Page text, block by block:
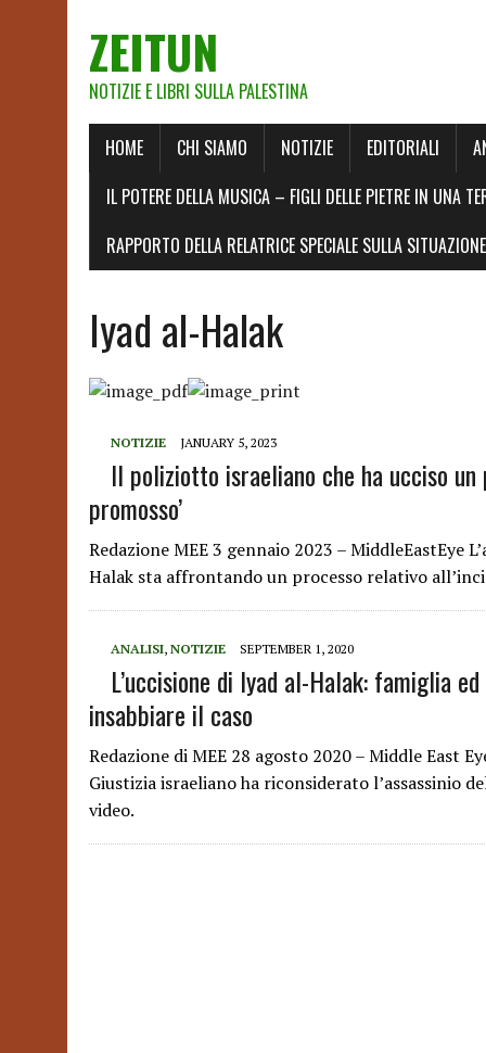
ZEITUN
NOTIZIE E LIBRI SULLA PALESTINA
HOME CHI SIAMO NOTIZIE EDITORIALI
IL POTERE DELLA MUSICA – FIGLI DELLE PIETRE IN UNA
RAPPORTO DELLA RELATRICE SPECIALE SULLA
Iyad al-Halak
NOTIZIE JANUARY 5, 2023
Il poliziotto israeliano che ha ucciso
promosso’
Redazione MEE 3 gennaio 2023 – MiddleEastEye
Halak sta affrontando un processo relativo
ANALISI, NOTIZIE SEPTEMBER 1, 2020
L’uccisione di Iyad al-Halak: famiglia
insabbiare il caso
Redazione di MEE 28 agosto 2020 – Middle East
Giustizia israeliano ha riconsiderato l’assassinio
video.